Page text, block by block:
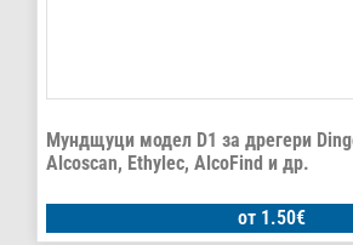
Мундщуци модел D1 за дрегери
Alcoscan, Ethylec, AlcoFind и др.
от 1.50€